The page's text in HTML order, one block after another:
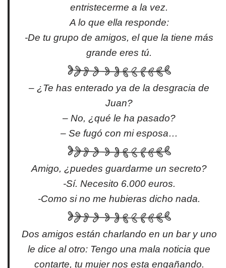
entristecerme a la vez.
A lo que ella responde:
-De tu grupo de amigos, el que la tiene más
grande eres tú.
– ¿Te has enterado ya de la desgracia de
Juan?
– No, ¿qué le ha pasado?
– Se fugó con mi esposa…
Amigo, ¿puedes guardarme un secreto?
-Sí. Necesito 6.000 euros.
-Como si no me hubieras dicho nada.
Dos amigos están charlando en un bar y uno
le dice al otro: Tengo una mala noticia que
contarte, tu mujer nos esta engañando.